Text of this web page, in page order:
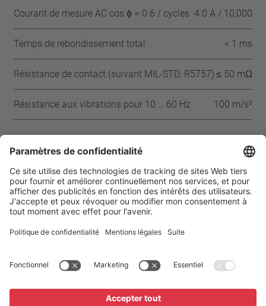
Courant de mesure AC cos ϕ = 0.6 / cycles 4.0 A / 10,000
Temps de rebondissement total < 1 ms
Résistance de contact (suivant MIL-STD. R5757) ≤ 50 mΩ
Résistance aux vibrations pour 10 … 60 Hz 100 m/s²
Approbations
IEC ENEC VDE UL-180 CSA CQC CMJ